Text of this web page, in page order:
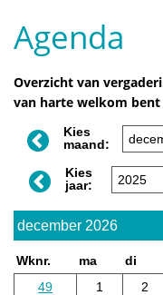
Agenda
Overzicht van
van harte welkom
Kies
maand:
Kies
jaar:
december 2026
Wknr. ma di
49
1 2